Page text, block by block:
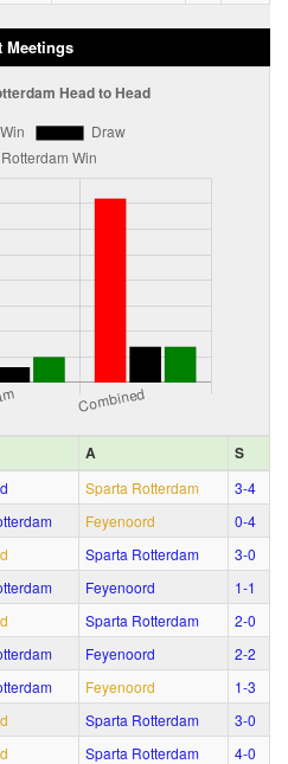
Meetings
A S
Sparta Rotterdam
3‑4
Feyenoord
0‑4
Sparta Rotterdam
3‑0
Feyenoord
1‑1
Sparta Rotterdam
2‑0
Feyenoord
2‑2
Feyenoord
1‑3
Sparta Rotterdam
3‑0
Sparta Rotterdam
4‑0